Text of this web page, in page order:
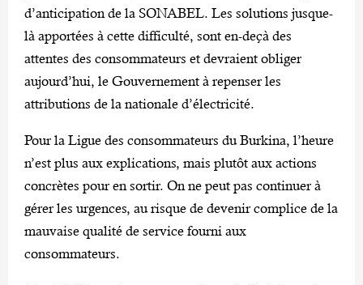
d’anticipation de la SONABEL. Les solutions jusque-
là apportées à cette difficulté, sont en-deçà des
attentes des consommateurs et devraient obliger
aujourd’hui, le Gouvernement à repenser les
attributions de la nationale d’électricité.
Pour la Ligue des consommateurs du Burkina, l’heure
n’est plus aux explications, mais plutôt aux actions
concrètes pour en sortir. On ne peut pas continuer à
gérer les urgences, au risque de devenir complice de la
mauvaise qualité de service fourni aux
consommateurs.